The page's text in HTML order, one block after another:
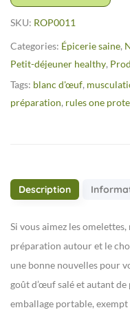
SKU: ROP0011
Categories: Épicerie saine,
Petit-déjeuner healthy,
Tags: blanc d'œuf,
préparation, rules one
Description
Si vous aimez les
préparation autour et le
une bonne nouvelles pour
goût d’œuf salé et autant
emballage portable,